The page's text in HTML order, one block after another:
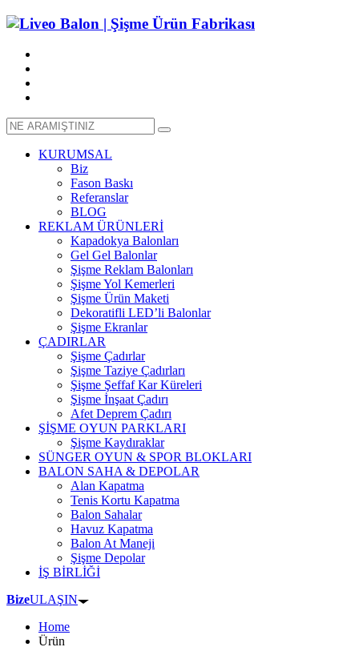
KURUMSAL
Biz
Fason Baskı
Referanslar
BLOG
REKLAM ÜRÜNLERİ
Kapadokya Balonları
Gel Gel Balonlar
Şişme Reklam Balonları
Şişme Yol Kemerleri
Şişme Ürün Maketi
Dekoratifli LED’li Balonlar
Şişme Ekranlar
ÇADIRLAR
Şişme Çadırlar
Şişme Taziye Çadırları
Şişme Şeffaf Kar Küreleri
Şişme İnşaat Çadırı
Afet Deprem Çadırı
ŞİŞME OYUN PARKLARI
Şişme Kaydıraklar
SÜNGER OYUN & SPOR BLOKLARI
BALON SAHA & DEPOLAR
Alan Kapatma
Tenis Kortu Kapatma
Balon Sahalar
Havuz Kapatma
Balon At Maneji
Şişme Depolar
İŞ BİRLİĞİ
BizeULAŞIN
Home
Ürün